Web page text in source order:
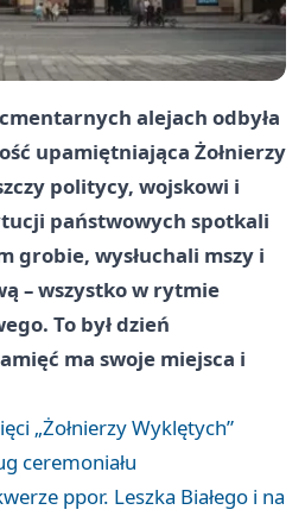
alejach odbyła
upamiętniająca Żołnierzy
politycy, wojskowi i
państwowych spotkali
grobie, wysłuchali mszy i
– wszystko w rytmie
To był dzień
ma swoje miejsca i
„Żołnierzy Wyklętych”
ceremoniału
ppor. Leszka Białego i na